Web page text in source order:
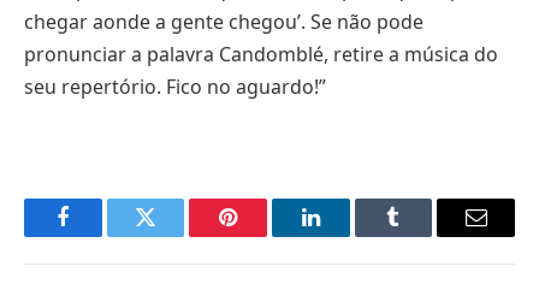
chegar aonde a gente chegou’. Se não pode
pronunciar a palavra Candomblé, retire a música do
seu repertório. Fico no aguardo!”
FacebookTwitter Pinterest LinkedInTumblr
E-